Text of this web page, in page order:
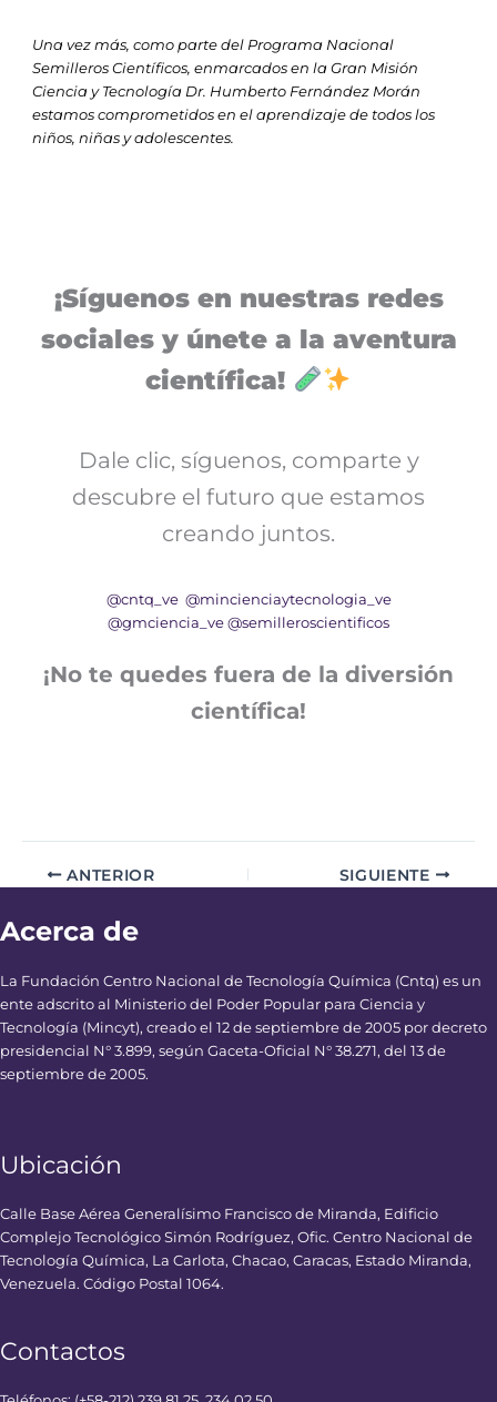
Una vez más, como parte del Programa Nacional
Semilleros Científicos, enmarcados en la Gran Misión
Ciencia y Tecnología Dr. Humberto Fernández Morán
estamos comprometidos en el aprendizaje de todos los
niños, niñas y adolescentes.
¡Síguenos en nuestras redes
sociales y únete a la aventura
científica!
Dale clic, síguenos, comparte y
descubre el futuro que estamos
creando juntos.
@cntq_ve @mincienciaytecnologia_ve
@gmciencia_ve @semilleroscientificos
¡No te quedes fuera de la diversión
científica!
ANTERIOR SIGUIENTE
Acerca de
La Fundación Centro Nacional de Tecnología Química (Cntq) es un
ente adscrito al Ministerio del Poder Popular para Ciencia y
Tecnología (Mincyt), creado el 12 de septiembre de 2005 por decreto
presidencial N° 3.899, según Gaceta-Oficial N° 38.271, del 13 de
septiembre de 2005.
Ubicación
Calle Base Aérea Generalísimo Francisco de Miranda, Edificio
Complejo Tecnológico Simón Rodríguez, Ofic. Centro Nacional de
Tecnología Química, La Carlota, Chacao, Caracas, Estado Miranda,
Venezuela. Código Postal 1064.
Contactos